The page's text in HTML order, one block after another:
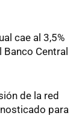
cae al 3,5%
Central
de la red
para